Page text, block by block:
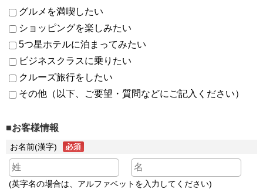
グルメを満喫したい
ショッピングを楽しみたい
5つ星ホテルに泊まってみたい
ビジネスクラスに乗りたい
クルーズ旅行をしたい
その他（以下、ご要望・質問などにご記入ください）
■お客様情報
お名前(漢字)
(英字名の場合は、アルファベットを入力してください)